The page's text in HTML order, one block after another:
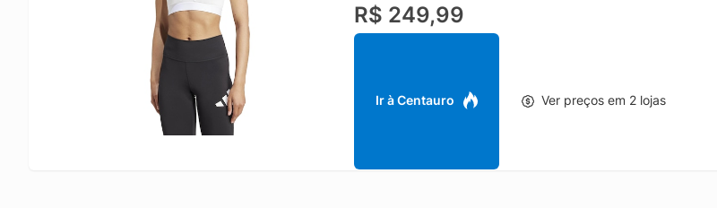
R$ 249,99
Ir à Centauro Ver preços em 2 lojas